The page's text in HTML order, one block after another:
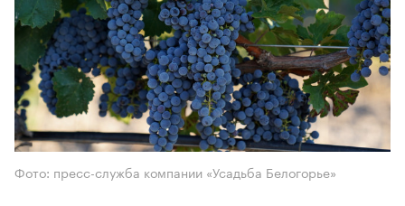
Фото: пресс-служба компании «Усадьба Белогорье»